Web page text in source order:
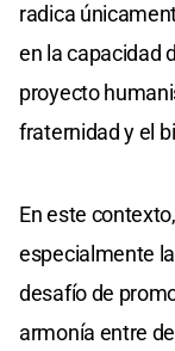
radica
en la capacidad
proyecto
fraternidad y el
En este
especialmente
desafío de
armonía entre